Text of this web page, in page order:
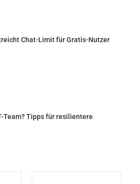
Chat-Limit für Gratis-Nutzer
Team? Tipps für resilientere